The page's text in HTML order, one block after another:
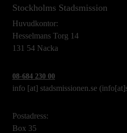
Stockholms Stadsmission
Huvudkontor:
Hesselmans Torg 14
131 54 Nacka
08-684 230 00
info [at] stadsmissionen.se
Postadress:
Box 35